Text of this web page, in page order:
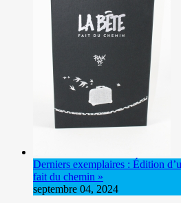
Derniers exemplaires : Édition
fait du chemin »
septembre 04, 2024